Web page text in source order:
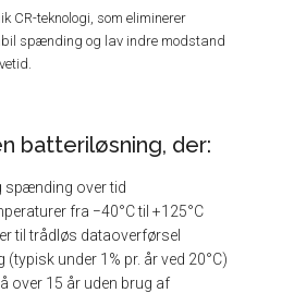
CR-teknologi, som eliminerer
spænding og lav indre modstand
batteriløsning, der:
spænding over tid
fra −40°C til +125°C
til trådløs dataoverførsel
under 1% pr. år ved 20°C)
over 15 år uden brug af